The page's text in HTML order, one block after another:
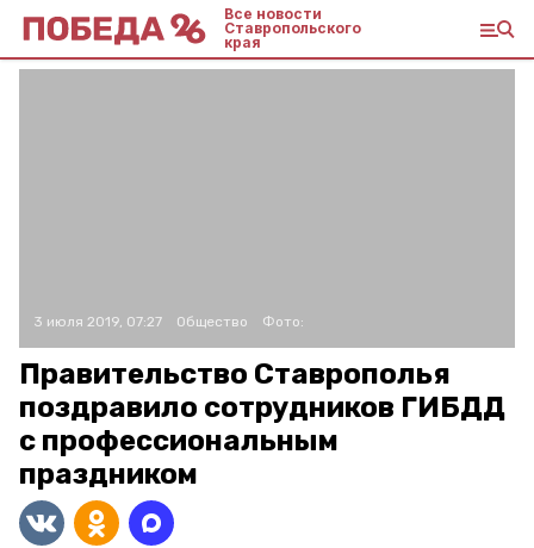
Все новости
Ставропольского
края
3 июля 2019, 07:27 Общество Фото:
Правительство Ставрополья
поздравило сотрудников ГИБДД
с профессиональным
праздником